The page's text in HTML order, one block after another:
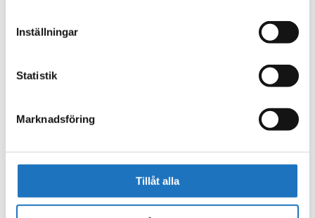
Inställningar
Statistik
Marknadsföring
Tillåt alla